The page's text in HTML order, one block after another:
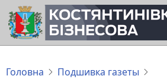
Перейти
до
основного
Головна
Подшивка газеты